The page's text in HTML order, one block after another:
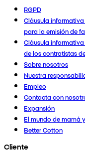
RGPD
Cláusula
para la emisión de
Cláusula
de los contratistas
Sobre nosotros
Nuestra
Empleo
Contacta con
Expansión
El mundo de mamá
Better Cotton
Cliente